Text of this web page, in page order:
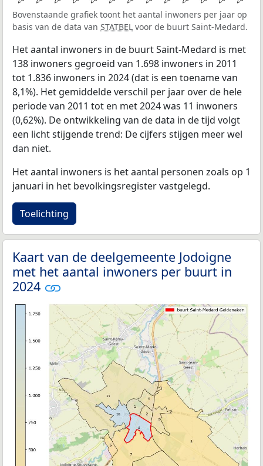
Bovenstaande grafiek toont het aantal inwoners per jaar op
basis van de data van STATBEL voor de buurt Saint-Medard.
Het aantal inwoners in de buurt Saint-Medard is met
138 inwoners gegroeid van 1.698 inwoners in 2011
tot 1.836 inwoners in 2024 (dat is een toename van
8,1%). Het gemiddelde verschil per jaar over de hele
periode van 2011 tot en met 2024 was 11 inwoners
(0,62%). De ontwikkeling van de data in de tijd volgt
een licht stijgende trend: De cijfers stijgen meer wel
dan niet.
Het aantal inwoners is het aantal personen zoals op 1
januari in het bevolkingsregister vastgelegd.
Toelichting
Kaart van de deelgemeente Jodoigne
met het aantal inwoners per buurt in
2024